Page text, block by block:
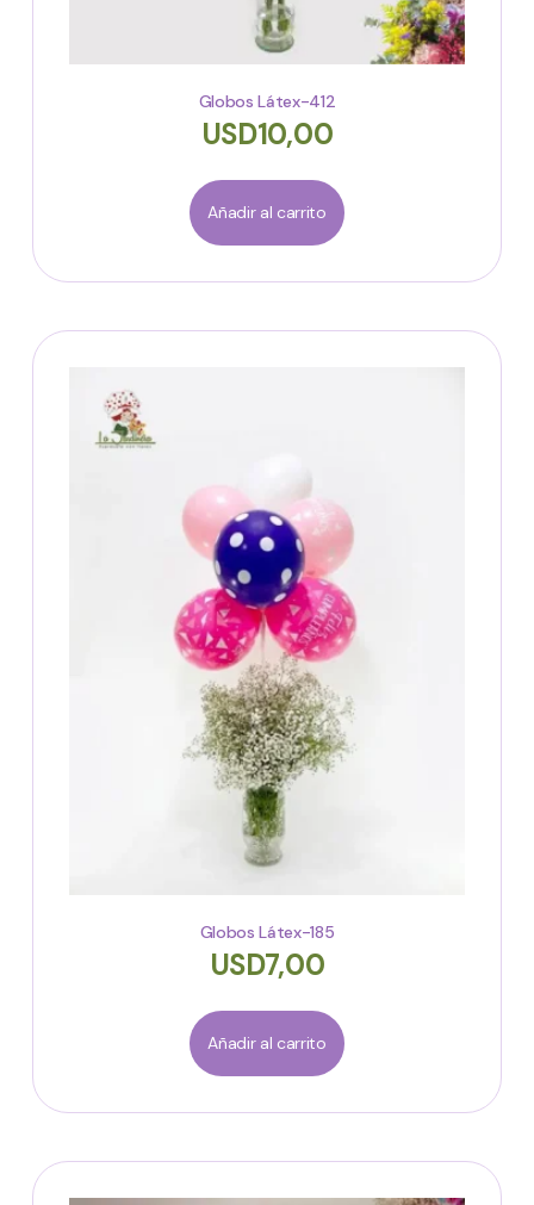
Globos Látex-412
USD10,00
Añadir al carrito
Globos Látex-185
USD7,00
Añadir al carrito